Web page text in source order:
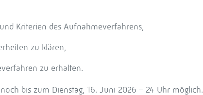
Kriterien des Aufnahmeverfahrens,
zu klären,
zu erhalten.
bis zum Dienstag, 16. Juni 2026 – 24 Uhr möglich.